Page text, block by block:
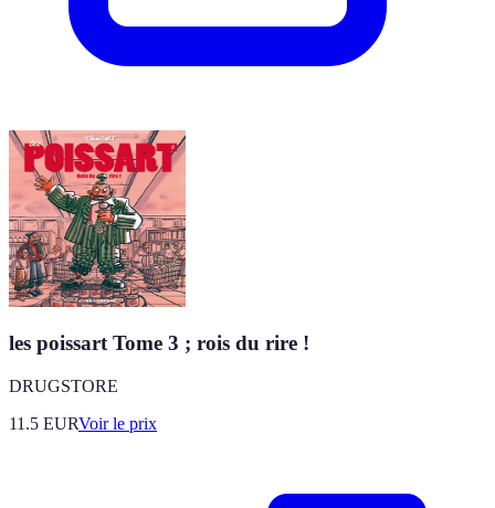
les poissart Tome 3 ; rois du rire !
DRUGSTORE
11.5 EURVoir le prix